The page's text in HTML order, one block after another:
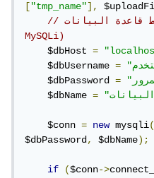
["tmp_name"],
// ربط قاعدة البيانات (يفضل استخدام PDO أو
MySQLi)
    $dbHost
=
    $dbUsername
=
    $dbPassword
=
    $dbName
=
    $conn
= new mysqli
$dbPassword, $dbName);
if ($conn->